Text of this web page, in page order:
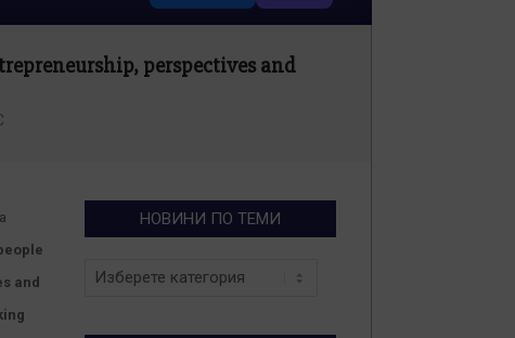
perspectives and
and
НОВИНИ ПО ТЕМИ
Новини